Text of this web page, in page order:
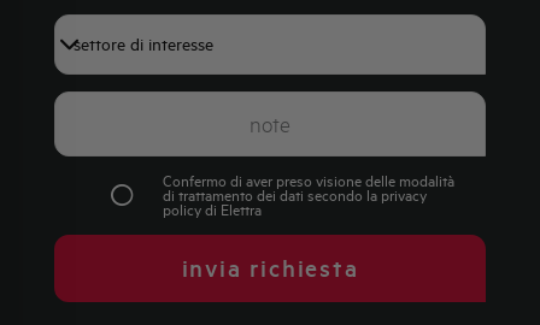
Confermo di aver preso visione delle modalità
di trattamento dei dati secondo la privacy
policydi Elettra
invia richiesta